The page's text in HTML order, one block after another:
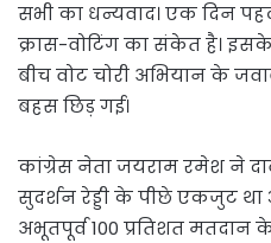
सभी का धन्यवाद। एक दिन
क्रास-वोटिंग का संकेत है।
बीच वोट चोरी अभियान के
बहस छिड़ गई।
कांग्रेस नेता जयराम रमेश ने
सुदर्शन रेड्डी के पीछे एकजुट
अभूतपूर्व 100 प्रतिशत मतदान